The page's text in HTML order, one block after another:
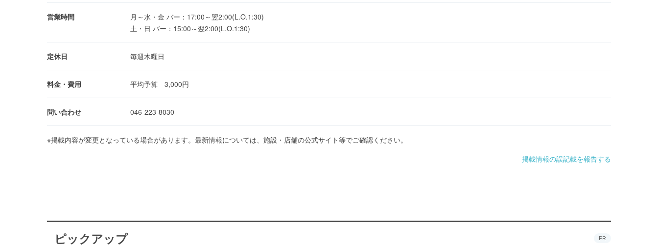
営業時間
月～水・金 バー：17:00～翌2:00(L.O.1:30)
土・日 バー：15:00～翌2:00(L.O.1:30)
定休日 毎週木曜日
料金・費用 平均予算 3,000円
問い合わせ 046-223-8030
※掲載内容が変更となっている場合があります。最新情報については、施設・店舗の公式サイト等でご確認ください。
掲載情報の誤記載を報告する
ピックアップ PR